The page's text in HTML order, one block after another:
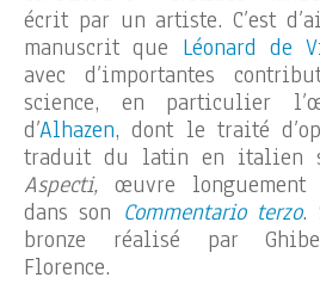
écrit par un artiste. C’est
manuscrit que Léonard de
avec d’importantes
science, en particulier
d’Alhazen, dont le traité
traduit du latin en italien
Aspecti, œuvre
dans son Commentario terzo.
bronze réalisé par
Florence.